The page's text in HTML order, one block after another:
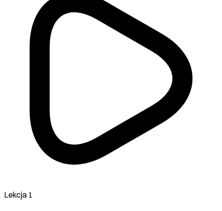
Lekcja 1